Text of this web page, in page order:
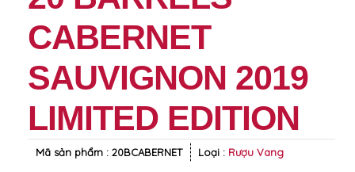
CABERNET
SAUVIGNON 2019
LIMITED EDITION
Mã sản phẩm : 20BCABERNET Loại : Rượu Vang